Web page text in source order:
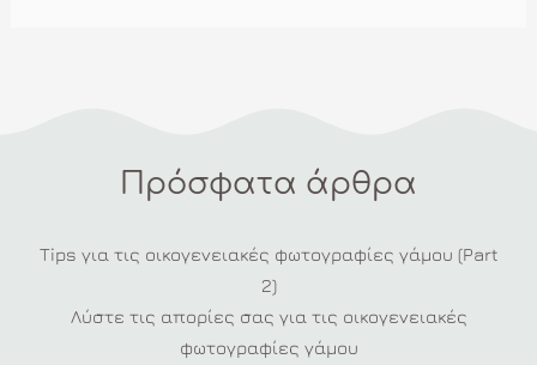
Πρόσφατα άρθρα
Tips για τις οικογενειακές φωτογραφίες γάμου (Part
2)
Λύστε τις απορίες σας για τις οικογενειακές
φωτογραφίες γάμου